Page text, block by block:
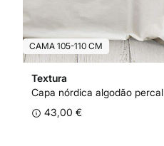
CAMA 105-110 CM
Textura
43,00 €